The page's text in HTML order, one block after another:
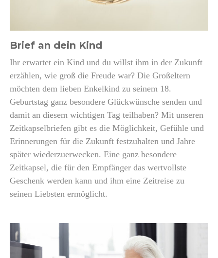
Brief an dein Kind
Ihr erwartet ein Kind und du willst ihm in der Zukunft
erzählen, wie groß die Freude war? Die Großeltern
möchten dem lieben Enkelkind zu seinem 18.
Geburtstag ganz besondere Glückwünsche senden und
damit an diesem wichtigen Tag teilhaben? Mit unseren
Zeitkapselbriefen gibt es die Möglichkeit, Gefühle und
Erinnerungen für die Zukunft festzuhalten und Jahre
später wiederzuerwecken. Eine ganz besondere
Zeitkapsel, die für den Empfänger das wertvollste
Geschenk werden kann und ihm eine Zeitreise zu
seinen Liebsten ermöglicht.